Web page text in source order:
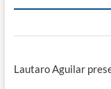
Lautaro Aguilar